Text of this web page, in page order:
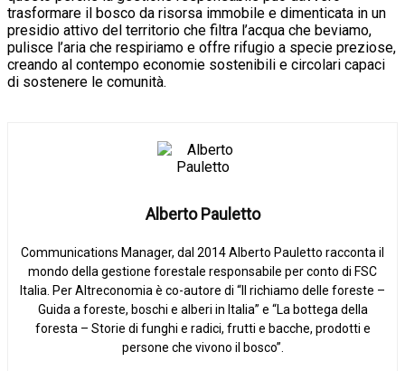
trasformare il bosco da risorsa immobile e dimenticata in un
presidio attivo del territorio che filtra l’acqua che beviamo,
pulisce l’aria che respiriamo e offre rifugio a specie preziose,
creando al contempo economie sostenibili e circolari capaci
di sostenere le comunità.
Alberto Pauletto
Communications Manager, dal 2014 Alberto Pauletto racconta il
mondo della gestione forestale responsabile per conto di FSC
Italia. Per Altreconomia è co-autore di “Il richiamo delle foreste –
Guida a foreste, boschi e alberi in Italia” e “La bottega della
foresta – Storie di funghi e radici, frutti e bacche, prodotti e
persone che vivono il bosco”.